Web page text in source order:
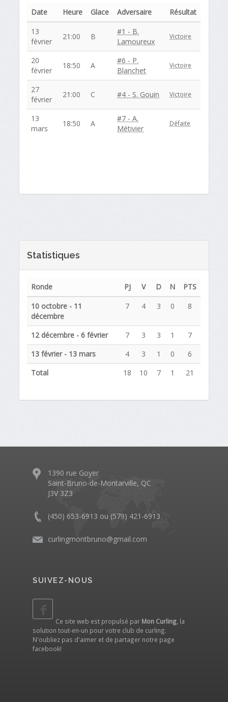
Date Heure Glace Adversaire
Résultat
13
février
21:00 B
#1 - B.
Lamoureux
Victoire
20
février
18:50 A
#6 - P.
Blanchet
Victoire
27
février
21:00 C #4 - S. Gouin Victoire
13
mars
18:50 A
#7 - A.
Métivier
Défaite
Statistiques
Ronde PJ V D N
PTS
10 octobre - 11
décembre
7 4 3 0 8
12 décembre - 6 février 7 3 3 1
7
13 février - 13 mars
4 3 1 0
6
Total
18 10 7 1 21
1390 rue Goyer
Saint-Bruno-de-Montarville, QC
J3V 3Z3
(450) 653-6913 ou (579) 421-6913
curlingmontbruno@gmail.com
SUIVEZ-NOUS
Ce site web est propulsé par Mon Curling , la
solution tout-en-un pour votre club de curling.
N'oubliez pas d'aimer et de partager notre page
facebook!